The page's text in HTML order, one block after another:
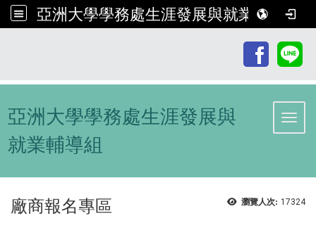
亞洲大學學務處生涯發展與就業輔導組
亞洲大學學務處生涯發展與
就業輔導組
瀏覽人次: 17324
廠商報名專區